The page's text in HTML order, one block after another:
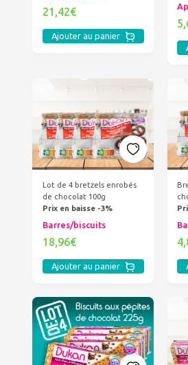
21,42€
Ajouter au panier
Lot de 4 bretzels enrobés
de chocolat 100g
Prix en baisse -3%
Barres/biscuits
18,96€
Ajouter au panier